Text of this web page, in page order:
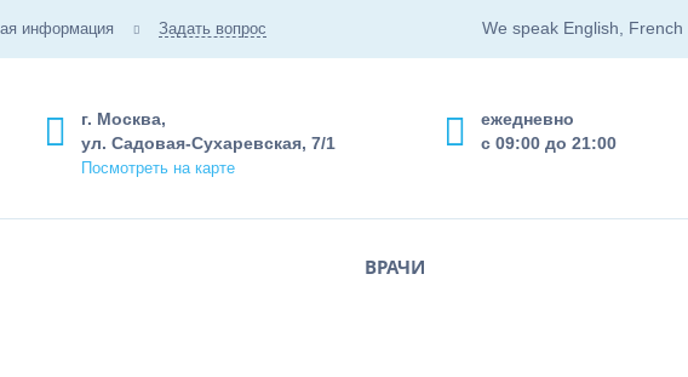
информация Задать вопрос We speak English, French
ежедневно
с 09:00 до 21:00
г. Москва,
ул. Садовая-Сухаревская, 7/1
Посмотреть на карте
ВРАЧИ